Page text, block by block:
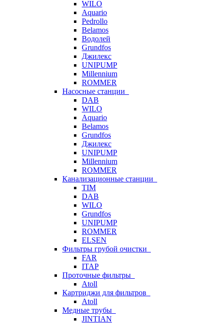
WILO
Aquario
Pedrollo
Belamos
Водолей
Grundfos
Джилекс
UNIPUMP
Millennium
ROMMER
Насосные станции
DAB
WILO
Aquario
Belamos
Grundfos
Джилекс
UNIPUMP
Millennium
ROMMER
Канализационные станции
TIM
DAB
WILO
Grundfos
UNIPUMP
ROMMER
ELSEN
Фильтры грубой очистки
FAR
ITAP
Проточные фильтры
Atoll
Картриджи для фильтров
Atoll
Медные трубы
JINTIAN